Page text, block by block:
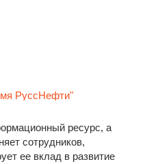
РуссНефти"
ресурс, а
сотрудников,
ее вклад в развитие